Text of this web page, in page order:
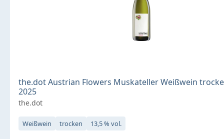
the.dot Austrian Flowers Muskateller Weißwein
2025
the.dot
Weißwein trocken 13,5 % vol.